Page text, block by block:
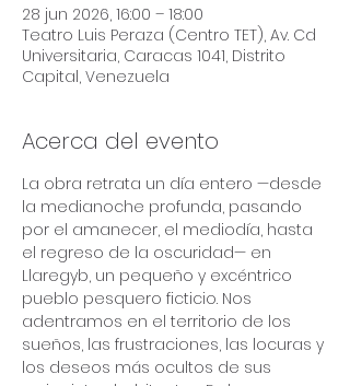
28 jun 2026, 16:00 – 18:00
Teatro Luis Peraza (Centro TET), Av. Cd
Universitaria, Caracas 1041, Distrito
Capital, Venezuela
Acerca del evento
La obra retrata un día entero —desde
la medianoche profunda, pasando
por el amanecer, el mediodía, hasta
el regreso de la oscuridad— en
Llaregyb, un pequeño y excéntrico
pueblo pesquero ficticio. Nos
adentramos en el territorio de los
sueños, las frustraciones, las locuras y
los deseos más ocultos de sus